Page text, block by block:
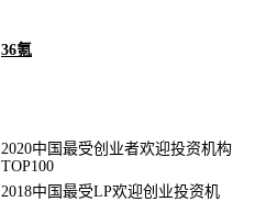
36氪
2020中国最受创业者欢迎投资机构
TOP100
2018中国最受LP欢迎创业投资机